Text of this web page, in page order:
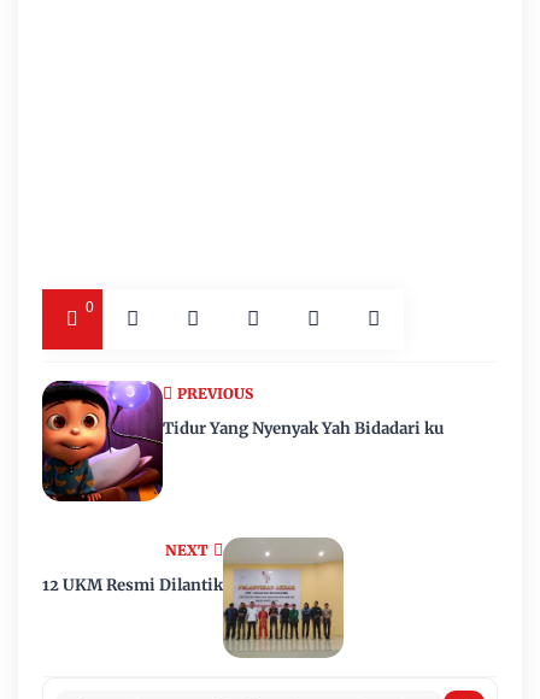
0
NEXT
12 UKM Resmi Dilantik
PREVIOUS
Tidur Yang Nyenyak Yah Bidadari ku